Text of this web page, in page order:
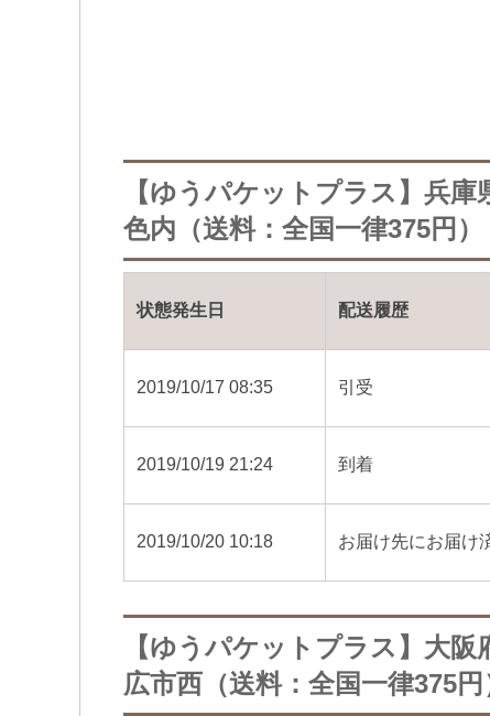
【ゆうパケットプラス】兵
色内（送料：全国一律375円）
状態発生日 配送履歴
2019/10/17 08:35 引受
2019/10/19 21:24 到着
2019/10/20 10:18 お届け先にお届け
【ゆうパケットプラス】大
広市西（送料：全国一律375円